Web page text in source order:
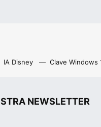
IA Disney Clave Windows
NEWSLETTER